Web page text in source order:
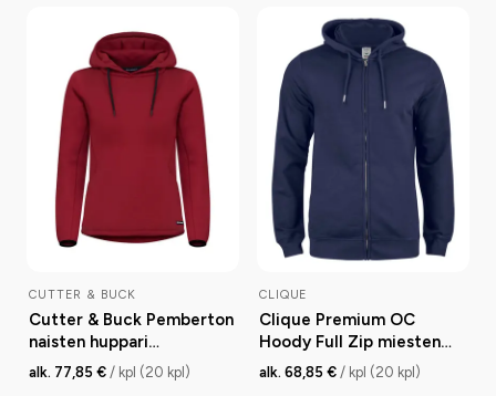
CUTTER & BUCK
Cutter & Buck Pemberton
naisten huppari
kierrätyskuidusta
alk. 77,85 € / kpl (20 kpl)
CLIQUE
Clique Premium OC
Hoody Full Zip miesten
huppari
alk. 68,85 € / kpl (20 kpl)